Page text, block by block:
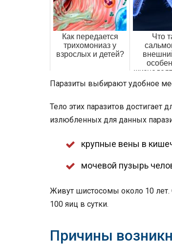
Как передается
трихомониаз у
взрослых и детей?
Что
Паразиты выбирают удобное
Тело этих паразитов
излюбленных для данных
крупные вены в
мочевой пузырь
Живут шистосомы около 10 лет.
100 яиц в сутки.
Причины